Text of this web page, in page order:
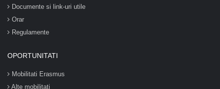
Documente si link-uri utile
Orar
Regulamente
OPORTUNITATI
Mobilitati Erasmus
Alte mobilitati